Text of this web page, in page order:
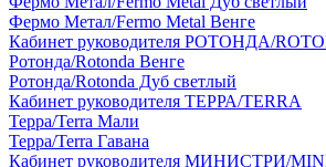
Фермо Метал/Fermo Metal Венге
Кабинет руководителя РОТОНДА/
Ротонда/Rotonda Венге
Ротонда/Rotonda Дуб светлый
Кабинет руководителя ТЕРРА/TERRA
Терра/Terra Мали
Терра/Terra Гавана
Кабинет руководителя МИНИСТРИ/